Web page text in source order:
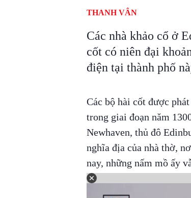
THANH VÂN
Các nhà khảo cổ ở
cốt có niên đại
điện tại thành phố
Các bộ hài cốt được
trong giai đoạn năm
Newhaven, thủ đô
nghĩa địa của nhà thờ,
nay, những nấm mồ ấy